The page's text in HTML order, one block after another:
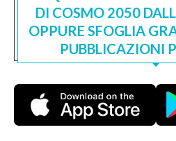
DI COSMO 2050
OPPURE SFOGLIA
PUBBLICAZIONI